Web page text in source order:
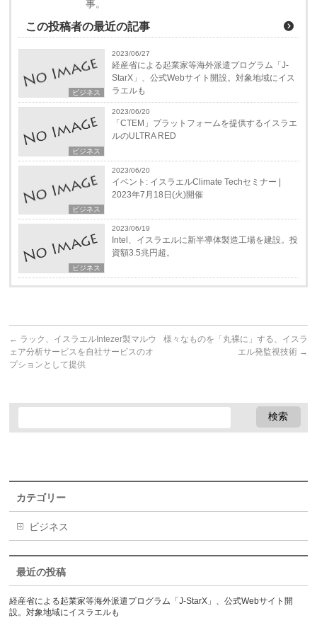
事。
この投稿者の最近の記事
ビジネス
2023/06/27
経産省による起業家等海外派遣プログラム「J-
StarX」、公式Webサイト開設。対象地域にイス
ラエルも
ビジネス
2023/06/20
「CTEM」プラットフォームを提供するイスラエ
ルのULTRA RED
ビジネス
2023/06/20
イベント: イスラエルClimate Techセミナー |
2023年7月18日(火)開催
ビジネス
2023/06/19
Intel、イスラエルに新半導体製造工場を建設。投
資額3.5兆円超。
← ラック、イスラエルIntezer製マルウ
ェア分析サービスを自社サービスのオ
プションとして提供
様々なものを「丸裸に」する、イスラ
エル発監視技術 →
カテゴリー
ビジネス
最近の投稿
経産省による起業家等海外派遣プログラム「J-StarX」、公式Webサイト開
設。対象地域にイスラエルも